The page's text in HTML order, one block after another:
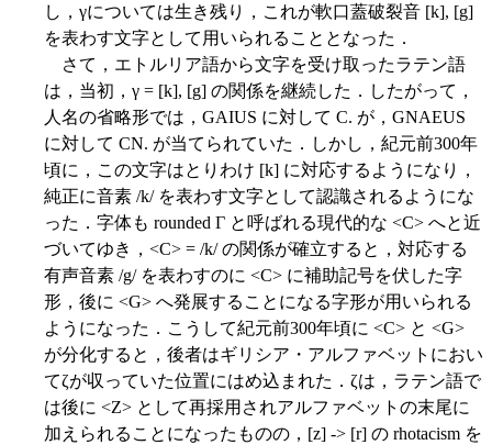
し，γについては生き残り，これが軟口蓋破裂音 [k], [g]
を表わす文字として用いられることとなった．
さて，エトルリア語から文字を受け取ったラテン語
は，当初，γ = [k], [g] の関係を継続した．したがって，
人名の省略形では，GAIUS に対して C. が，GNAEUS
に対して CN. が当てられていた．しかし，紀元前300年
頃に，この文字はとりわけ [k] に対応するようになり，
純正に音素 /k/ を表わす文字として認識されるようにな
った．字体も rounded Γ と呼ばれる現代的な <C> へと近
づいてゆき，<C> = /k/ の関係が確立すると，対応する
有声音素 /g/ を表わすのに <C> に補助記号を伏した字
形，後に <G> へ発展することになる字形が用いられる
ようになった．こうして紀元前300年頃に <C> と <G>
が分化すると，後者はギリシア・アルファベットにおい
てζが収っていた位置にはめ込まれた．ζは，ラテン語で
は後に <Z> として再採用されアルファベットの末尾に
加えられることになったものの，[z] -> [r] の rhotacism を